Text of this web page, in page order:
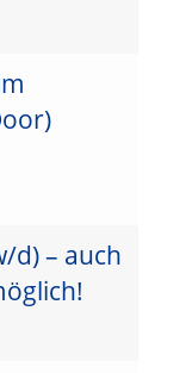
d) – auch